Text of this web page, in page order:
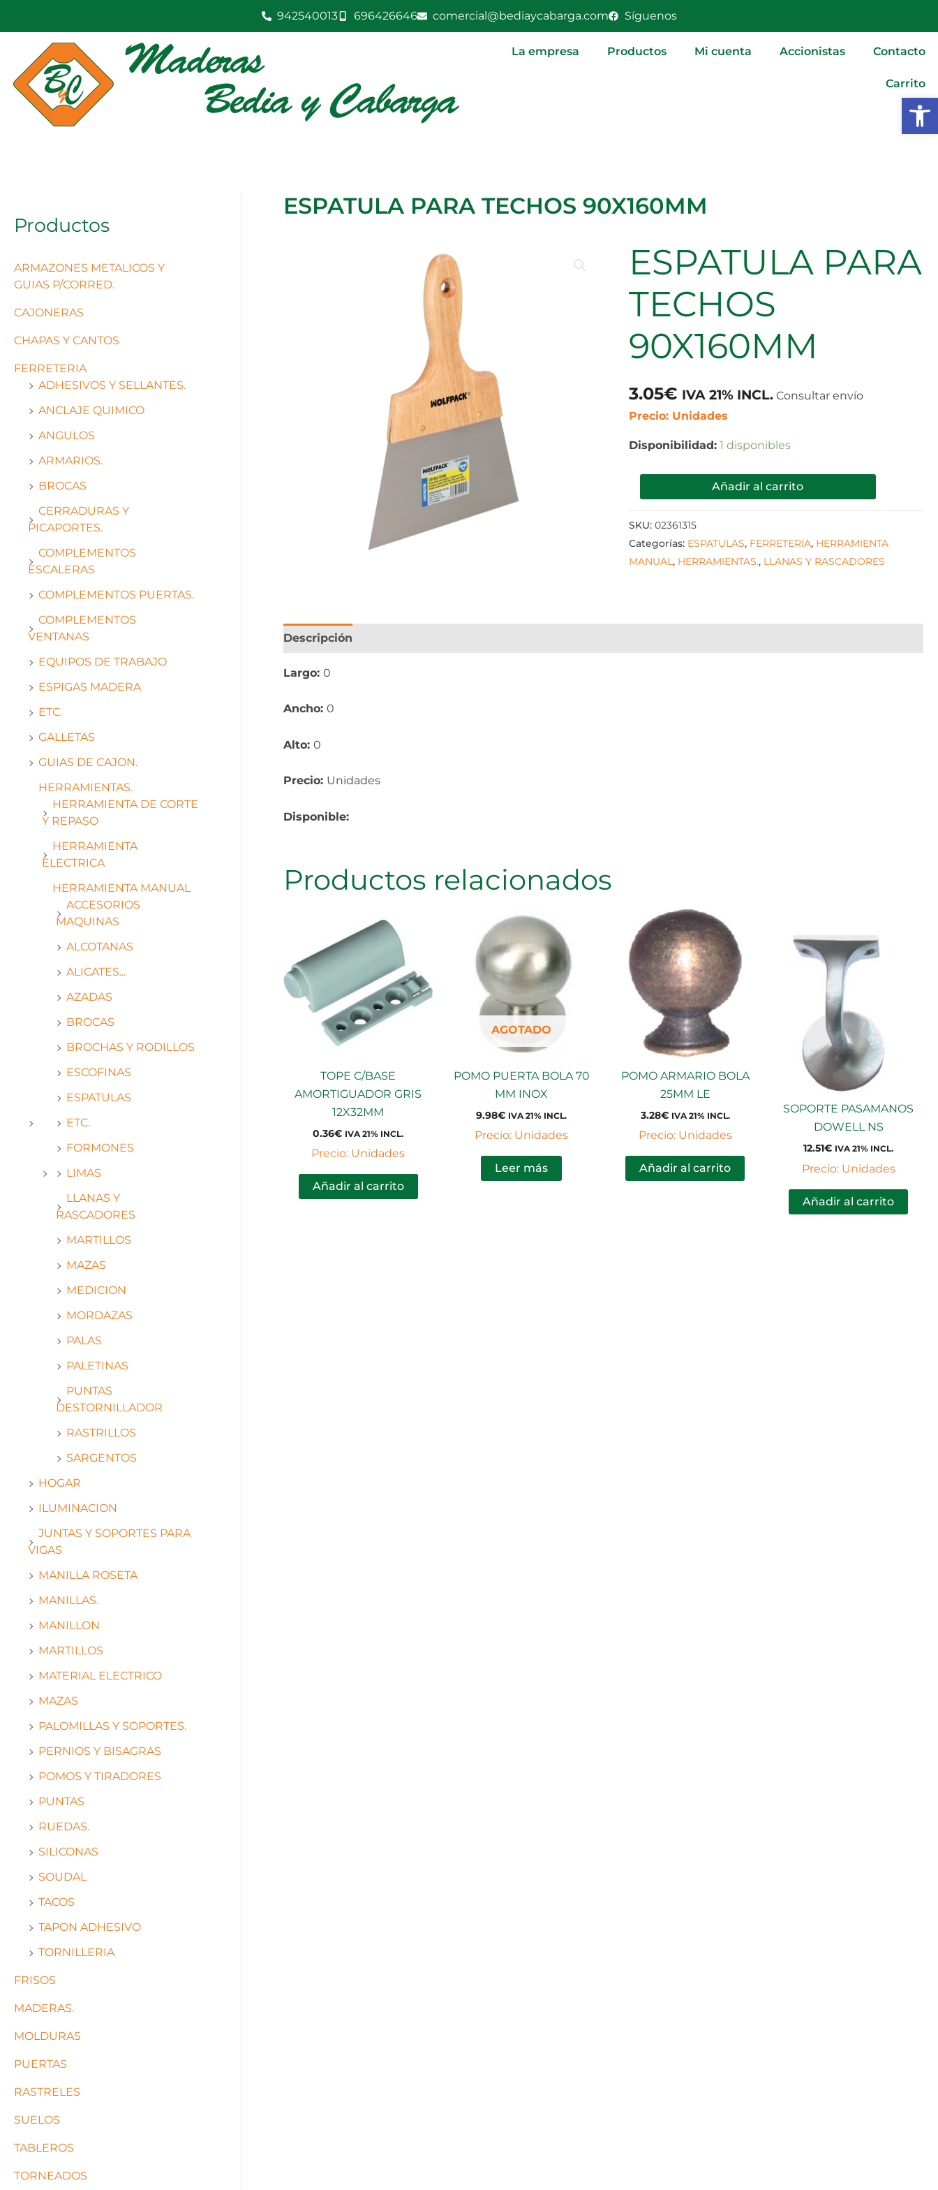
contenido
942540013 696426646 comercial@bediaycabarga.com Síguenos
La empresa Productos Mi cuenta Accionistas Contacto
Carrito
Productos
ARMAZONES METALICOS Y
GUIAS P/CORRED.
CAJONERAS
CHAPAS Y CANTOS
FERRETERIA
ADHESIVOS Y SELLANTES.
ANCLAJE QUIMICO
ANGULOS
ARMARIOS.
BROCAS
CERRADURAS Y
PICAPORTES.
COMPLEMENTOS
ESCALERAS
COMPLEMENTOS PUERTAS.
COMPLEMENTOS
VENTANAS
EQUIPOS DE TRABAJO
ESPIGAS MADERA
ETC.
GALLETAS
GUIAS DE CAJON.
HERRAMIENTAS.
HERRAMIENTA DE CORTE
Y REPASO
HERRAMIENTA
ELECTRICA
HERRAMIENTA MANUAL
ACCESORIOS
MAQUINAS
ALCOTANAS
ALICATES...
AZADAS
BROCAS
BROCHAS Y RODILLOS
ESCOFINAS
ESPATULAS
ETC.
FORMONES
LIMAS
LLANAS Y
RASCADORES
MARTILLOS
MAZAS
MEDICION
MORDAZAS
PALAS
PALETINAS
PUNTAS
DESTORNILLADOR
RASTRILLOS
SARGENTOS
HOGAR
ILUMINACION
JUNTAS Y SOPORTES PARA
VIGAS
MANILLA ROSETA
MANILLAS.
MANILLON
MARTILLOS
MATERIAL ELECTRICO
MAZAS
PALOMILLAS Y SOPORTES.
PERNIOS Y BISAGRAS
POMOS Y TIRADORES
PUNTAS
RUEDAS.
SILICONAS
SOUDAL
TACOS
TAPON ADHESIVO
TORNILLERIA
FRISOS
MADERAS.
MOLDURAS
PUERTAS
RASTRELES
SUELOS
TABLEROS
TORNEADOS
ESPATULA PARA TECHOS 90X160MM
ESPATULA PARA
TECHOS
90X160MM
3.05€ IVA 21% INCL. Consultar envío
Precio: Unidades
Disponibilidad: 1 disponibles
ESPATULA
PARA
90X160MM
Añadir al carrito
SKU:02361315
Categorías: ESPATULAS, FERRETERIA, HERRAMIENTA
MANUAL, HERRAMIENTAS., LLANAS Y RASCADORES
Descripción
Largo: 0
Ancho: 0
Alto: 0
Precio: Unidades
Disponible:
Productos relacionados
TOPE C/BASE
AMORTIGUADOR GRIS
12X32MM
0.36€ IVA 21% INCL.
Precio: Unidades
Añadir al carrito
AGOTADO
POMO PUERTA BOLA 70
MM INOX
9.98€ IVA 21% INCL.
Precio: Unidades
Leer más
POMO ARMARIO BOLA
25MM LE
3.28€ IVA 21% INCL.
Precio: Unidades
Añadir al carrito
SOPORTE PASAMANOS
DOWELL NS
12.51€ IVA 21% INCL.
Precio: Unidades
Añadir al carrito
cantidad